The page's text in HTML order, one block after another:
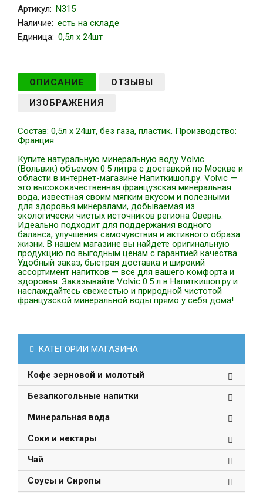
Артикул: N315
Наличие: есть на складе
Единица: 0,5л х 24шт
ОПИСАНИЕ
ОТЗЫВЫ
ИЗОБРАЖЕНИЯ
Состав: 0,5л х 24шт, без газа, пластик. Производство:
Франция
Купите натуральную минеральную воду Volvic
(Вольвик) объемом 0.5 литра с доставкой по Москве и
области в интернет-магазине Напиткишоп.ру. Volvic —
это высококачественная французская минеральная
вода, известная своим мягким вкусом и полезными
для здоровья минералами, добываемая из
экологически чистых источников региона Овернь.
Идеально подходит для поддержания водного
баланса, улучшения самочувствия и активного образа
жизни. В нашем магазине вы найдете оригинальную
продукцию по выгодным ценам с гарантией качества.
Удобный заказ, быстрая доставка и широкий
ассортимент напитков — все для вашего комфорта и
здоровья. Заказывайте Volvic 0.5 л в Напиткишоп.ру и
наслаждайтесь свежестью и природной чистотой
французской минеральной воды прямо у себя дома!
КАТЕГОРИИ МАГАЗИНА
Кофе зерновой и молотый
Безалкогольные напитки
Минеральная вода
Соки и нектары
Чай
Соусы и Сиропы